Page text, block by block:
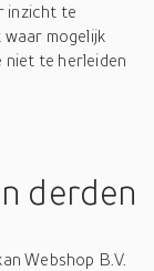
inzicht te
waar mogelijk
niet te herleiden
derden
Webshop B.V.